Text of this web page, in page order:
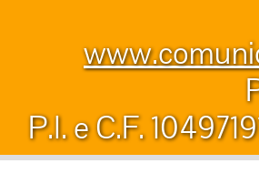
P.I. e C.F.